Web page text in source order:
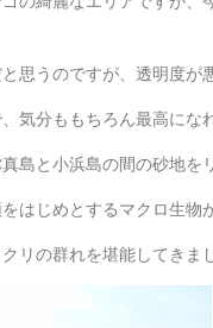
思うのですが、透明度が
気分ももちろん最高にな
島と小浜島の間の砂地を
はじめとするマクロ生物
リの群れを堪能してきま